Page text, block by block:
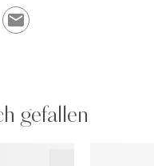
gefallen